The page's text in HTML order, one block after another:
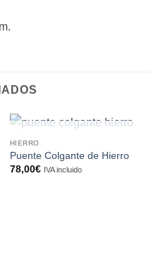
SIN EXISTENCIAS
HIERRO
Puente Colgante de Hierro
78,00€ IVA incluido